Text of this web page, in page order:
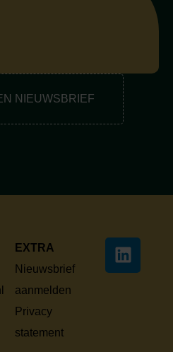
NIEUWSBRIEF
EXTRA
Nieuwsbrief
aanmelden
Privacy
statement